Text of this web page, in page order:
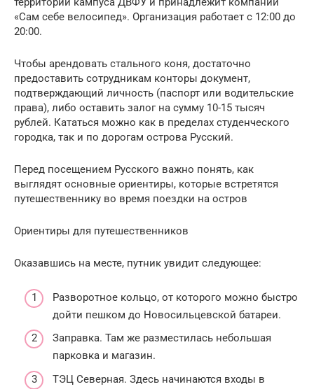
«Сам себе велосипед». Организация работает с 12:00 до
20:00.
Чтобы арендовать стального коня, достаточно
предоставить сотрудникам конторы документ,
подтверждающий личность (паспорт или водительские
права), либо оставить залог на сумму 10-15 тысяч
рублей. Кататься можно как в пределах студенческого
городка, так и по дорогам острова Русский.
Перед посещением Русского важно понять, как
выглядят основные ориентиры, которые встретятся
путешественнику во время поездки на остров
Ориентиры для путешественников
Оказавшись на месте, путник увидит следующее:
Разворотное кольцо, от которого можно быстро
дойти пешком до Новосильцевской батареи.
Заправка. Там же разместилась небольшая
парковка и магазин.
ТЭЦ Северная. Здесь начинаются входы в